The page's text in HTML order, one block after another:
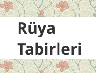
Rüya
Tabirleri